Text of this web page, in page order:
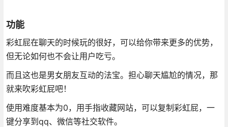
功能
彩虹屁在聊天的时候玩的很好，可以给你带来更多的优势，
但无论如何也不会让用户吃亏。
而且这也是男女朋友互动的法宝。担心聊天尴尬的情况，那
就来吹彩虹屁吧！
使用难度基本为0，用手指收藏网站，可以复制彩虹屁，一
键分享到qq、微信等社交软件。